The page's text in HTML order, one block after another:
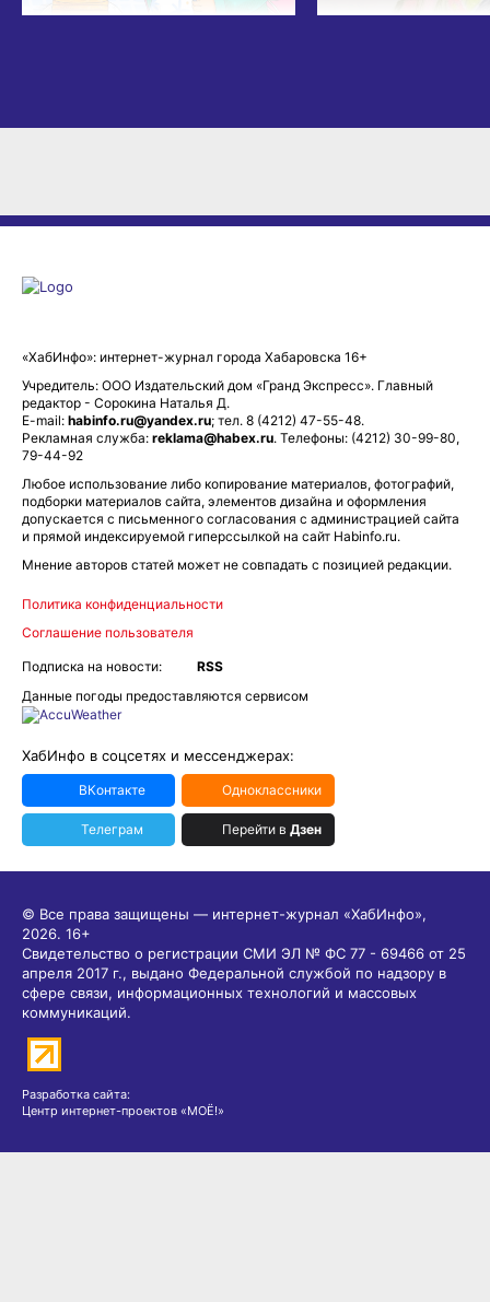
«ХабИнфо»: интернет-журнал города Хабаровска 16+
Учредитель: ООО Издательский дом «Гранд Экспресс». Главный
редактор - Сорокина Наталья Д.
E-mail: habinfo.ru@yandex.ru; тел. 8 (4212) 47-55-48.
Рекламная служба: reklama@habex.ru. Телефоны: (4212) 30-99-80,
79-44-92
Любое использование либо копирование материалов, фотографий,
подборки материалов сайта, элементов дизайна и оформления
допускается с письменного согласования с администрацией сайта
и прямой индексируемой гиперссылкой на сайт Habinfo.ru.
Мнение авторов статей может не совпадать с позицией редакции.
Политика конфиденциальности
Соглашение пользователя
Подписка на новости:
RSS
Данные погоды предоставляются сервисом
ХабИнфо в соцсетях и мессенджерах:
ВКонтакте Одноклассники
Телеграм Перейти в Дзен
© Все права защищены — интернет-журнал «ХабИнфо»,
2026. 16+
Свидетельство о регистрации СМИ ЭЛ № ФС 77 - 69466 от 25
апреля 2017 г., выдано Федеральной службой по надзору в
сфере связи, информационных технологий и массовых
коммуникаций.
Разработка сайта:
Центр интернет-проектов «МОЁ!»